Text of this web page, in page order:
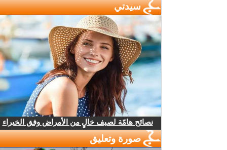
سيدتي
نصائح هامّة لصيف خالٍ من الأمراض وفق الخبراء
صورة وتعليق